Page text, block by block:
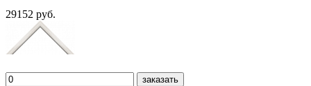
29152 руб.
заказать